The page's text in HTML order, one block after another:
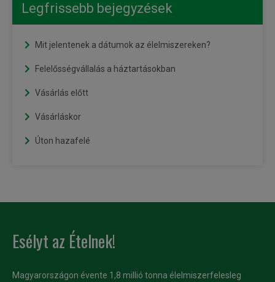
Legfrissebb bejegyzések
Mit jelentenek a dátumok az élelmiszereken?
Felelősségvállalás a háztartásokban
Vásárlás előtt
Vásárláskor
Úton hazafelé
Esélyt az Ételnek!
Magyarországon évente 1,8 millió tonna élelmiszerfelesleg